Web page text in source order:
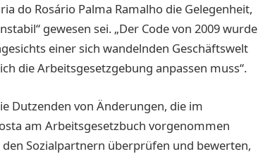
do Rosário Palma Ramalho die Gelegenheit,
gewesen sei. „Der Code von 2009 wurde
einer sich wandelnden Geschäftswelt
die Arbeitsgesetzgebung anpassen muss“.
Dutzenden von Änderungen, die im
am Arbeitsgesetzbuch vorgenommen
Sozialpartnern überprüfen und bewerten,